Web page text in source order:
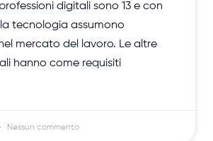
digitali sono 13 e con
tecnologia assumono
mercato del lavoro. Le altre
hanno come requisiti
Nessun commento